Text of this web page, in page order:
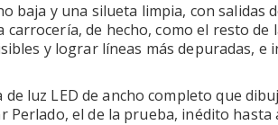
baja y una silueta limpia, con salidas
de hecho, como el resto
y lograr líneas más depuradas,
luz LED de ancho completo que
Perlado, el de la prueba, inédito hasta